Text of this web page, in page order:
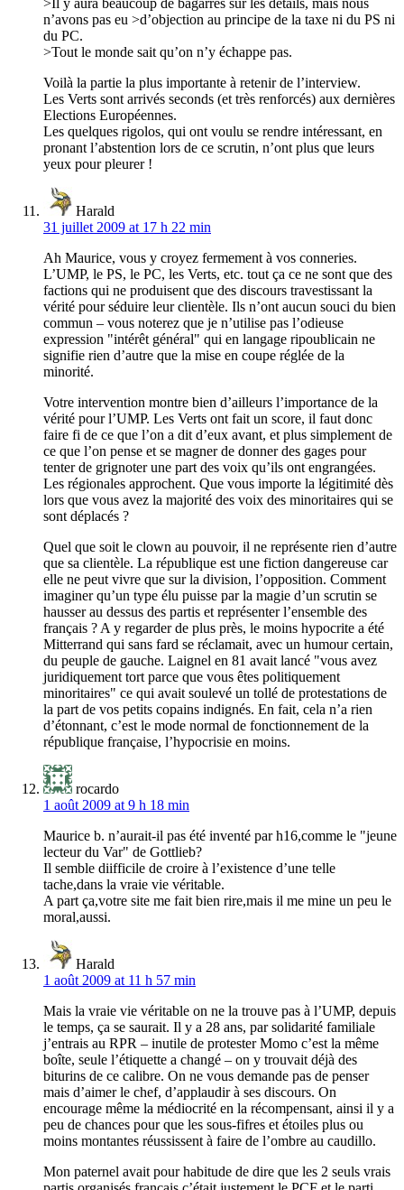
>Il y aura beaucoup de bagarres sur les détails, mais nous
n’avons pas eu >d’objection au principe de la taxe ni du PS ni
du PC.
>Tout le monde sait qu’on n’y échappe pas.
Voilà la partie la plus importante à retenir de l’interview.
Les Verts sont arrivés seconds (et très renforcés) aux dernières
Elections Européennes.
Les quelques rigolos, qui ont voulu se rendre intéressant, en
pronant l’abstention lors de ce scrutin, n’ont plus que leurs
yeux pour pleurer !
Harald
31 juillet 2009 at 17 h 22 min
Ah Maurice, vous y croyez fermement à vos conneries.
L’UMP, le PS, le PC, les Verts, etc. tout ça ce ne sont que des
factions qui ne produisent que des discours travestissant la
vérité pour séduire leur clientèle. Ils n’ont aucun souci du bien
commun – vous noterez que je n’utilise pas l’odieuse
expression "intérêt général" qui en langage ripoublicain ne
signifie rien d’autre que la mise en coupe réglée de la
minorité.
Votre intervention montre bien d’ailleurs l’importance de la
vérité pour l’UMP. Les Verts ont fait un score, il faut donc
faire fi de ce que l’on a dit d’eux avant, et plus simplement de
ce que l’on pense et se magner de donner des gages pour
tenter de grignoter une part des voix qu’ils ont engrangées.
Les régionales approchent. Que vous importe la légitimité dès
lors que vous avez la majorité des voix des minoritaires qui se
sont déplacés ?
Quel que soit le clown au pouvoir, il ne représente rien d’autre
que sa clientèle. La république est une fiction dangereuse car
elle ne peut vivre que sur la division, l’opposition. Comment
imaginer qu’un type élu puisse par la magie d’un scrutin se
hausser au dessus des partis et représenter l’ensemble des
français ? A y regarder de plus près, le moins hypocrite a été
Mitterrand qui sans fard se réclamait, avec un humour certain,
du peuple de gauche. Laignel en 81 avait lancé "vous avez
juridiquement tort parce que vous êtes politiquement
minoritaires" ce qui avait soulevé un tollé de protestations de
la part de vos petits copains indignés. En fait, cela n’a rien
d’étonnant, c’est le mode normal de fonctionnement de la
république française, l’hypocrisie en moins.
rocardo
1 août 2009 at 9 h 18 min
Maurice b. n’aurait-il pas été inventé par h16,comme le "jeune
lecteur du Var" de Gottlieb?
Il semble diifficile de croire à l’existence d’une telle
tache,dans la vraie vie véritable.
A part ça,votre site me fait bien rire,mais il me mine un peu le
moral,aussi.
Harald
1 août 2009 at 11 h 57 min
Mais la vraie vie véritable on ne la trouve pas à l’UMP, depuis
le temps, ça se saurait. Il y a 28 ans, par solidarité familiale
j’entrais au RPR – inutile de protester Momo c’est la même
boîte, seule l’étiquette a changé – on y trouvait déjà des
biturins de ce calibre. On ne vous demande pas de penser
mais d’aimer le chef, d’applaudir à ses discours. On
encourage même la médiocrité en la récompensant, ainsi il y a
peu de chances pour que les sous-fifres et étoiles plus ou
moins montantes réussissent à faire de l’ombre au caudillo.
Mon paternel avait pour habitude de dire que les 2 seuls vrais